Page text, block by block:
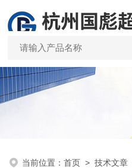
当前位置：首页 >技术文章